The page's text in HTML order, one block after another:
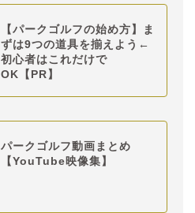
【パークゴルフの始め方】ま
ずは9つの道具を揃えよう←
初心者はこれだけで
OK【PR】
パークゴルフ動画まとめ
【YouTube映像集】